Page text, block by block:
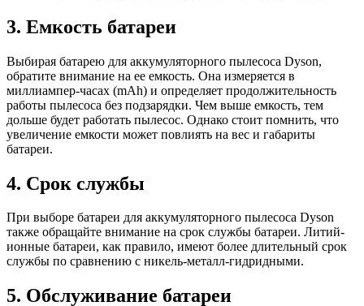
3. Емкость батареи
Выбирая батарею для аккумуляторного пылесоса Dyson,
обратите внимание на ее емкость. Она измеряется в
миллиампер-часах (mAh) и определяет продолжительность
работы пылесоса без подзарядки. Чем выше емкость, тем
дольше будет работать пылесос. Однако стоит помнить, что
увеличение емкости может повлиять на вес и габариты
батареи.
4. Срок службы
При выборе батареи для аккумуляторного пылесоса Dyson
также обращайте внимание на срок службы батареи. Литий-
ионные батареи, как правило, имеют более длительный срок
службы по сравнению с никель-металл-гидридными.
5. Обслуживание батареи